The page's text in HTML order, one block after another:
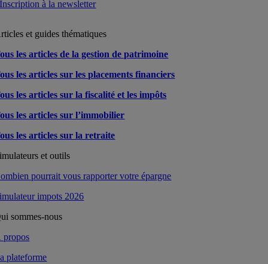
Inscription à la newsletter
et guides thématiques
les articles de la gestion de patrimoine
les articles sur les placements financiers
les articles sur la fiscalité et les impôts
les articles sur l’immobilier
les articles sur la retraite
et outils
pourrait vous rapporter votre épargne
impots 2026
sommes-nous
propos
plateforme